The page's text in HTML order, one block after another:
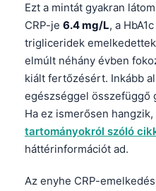
Ezt a mintát gyakran
CRP-je 6.4 mg/L, a
trigliceridek
elmúlt néhány évben
kiált fertőzésért. Inkább
egészséggel összefüggő
Ha ez ismerősen hangzik,
tartományokról szóló
háttérinformációt ad.
Az enyhe CRP-
Ślōnskŏ gŏdka
Norsk bokmål